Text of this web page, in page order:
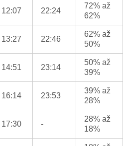
12:07 22:24
72% až
62%
13:27 22:46
62% až
50%
14:51 23:14
50% až
39%
16:14 23:53
39% až
28%
17:30 -
28% až
18%